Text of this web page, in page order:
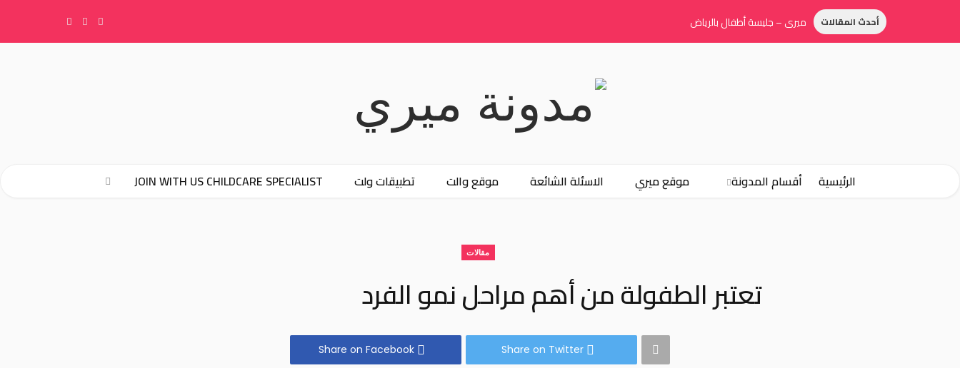
أحدث المقالات ميري – جليسة أطفال بالرياض
الرئيسية أقسام المدونة موقع ميري الاسئلة الشائعة موقع والت تطبيقات ولت JOIN WITH US CHILDCARE SPECIALIST
مقالات
تعتبر الطفولة من أهم مراحل نمو الفرد
Share on Facebook Share on Twitter